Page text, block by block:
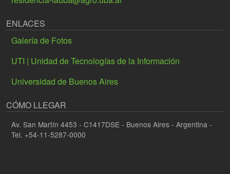
ENLACES
Galería de Fotos
UTI | Unidad de Tecnologías de la Información
Universidad de Buenos Aires
CÓMO LLEGAR
Av. San Martín 4453 - C1417DSE - Buenos Aires - Argentina -
Tel. +54-11-5287-0000